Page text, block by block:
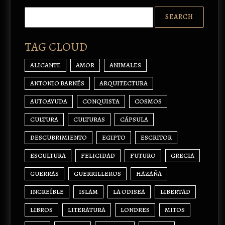
TAG CLOUD
ALICANTE AMOR ANIMALES
ANTONIO BARNÉS ARQUITECTURA
AUTOAYUDA CONQUISTA COSMOS
CULTURA CULTURAS CÁPSULA
DESCUBRIMIENTO EGIPTO ESCRITOR
ESCULTURA FELICIDAD FUTURO GRECIA
GUERRAS GUERRILLEROS HAZAÑA
INCREÍBLE ISLAM LA ODISEA LIBERTAD
LIBROS LITERATURA LONDRES MITOS